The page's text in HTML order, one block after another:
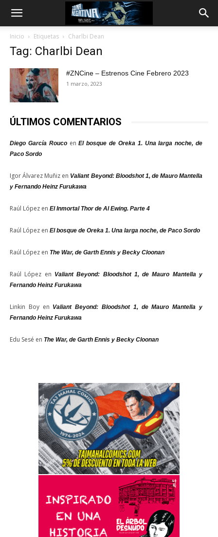
Inicio Etiquetas Charlbi Dean
Tag: Charlbi Dean
#ZNCine – Estrenos Cine Febrero 2023
1 marzo, 2023
ÚLTIMOS COMENTARIOS
Diego García RoucoenEl bosque de Oreka 1. Una larga noche, de
Paco Sordo
Igor Álvarez Muñiz en Valiant Beyond: Bloodshot 1, de Mauro Mantella
y Fernando Heinz Furukawa
Raúl López en El Inmortal Thor de Al Ewing. Parte 4
Raúl López en El bosque de Oreka 1. Una larga noche, de Paco Sordo
Raúl López en The War, de Garth Ennis y Becky Cloonan
Raúl López en Valiant Beyond: Bloodshot 1, de Mauro Mantella y
Fernando Heinz Furukawa
Linkin Boyen Valiant Beyond: Bloodshot 1, de Mauro Mantella y
Fernando Heinz Furukawa
Edu Sesé en The War, de Garth Ennis y Becky Cloonan